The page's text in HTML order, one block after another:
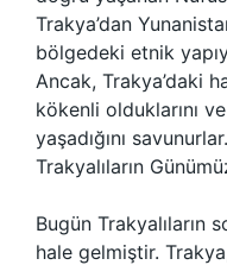
Trakya’dan
bölgedeki etnik
Ancak, Trakya’daki
kökenli olduklarını
yaşadığını savunurlar.
Trakyalıların
Bugün Trakyalıların
hale gelmiştir.